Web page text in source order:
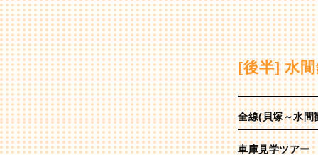
[後半] 水
全線(貝塚～水間
車庫見学ツアー